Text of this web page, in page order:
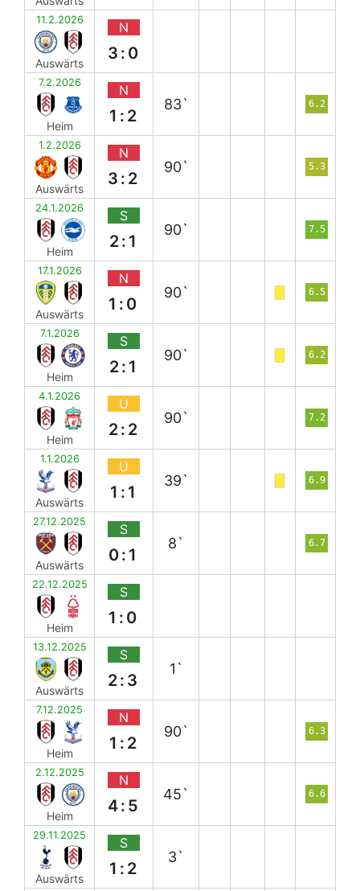
11.2.2026
Auswärts
N
3:0
7.2.2026
Heim
N
1:2
83` 6.2
1.2.2026
Auswärts
N
3:2
90` 5.3
24.1.2026
Heim
S
2:1
90` 7.5
17.1.2026
Auswärts
N
1:0
90` 6.5
7.1.2026
Heim
S
2:1
90` 6.2
4.1.2026
Heim
U
2:2
90` 7.2
1.1.2026
Auswärts
U
1:1
39` 6.9
27.12.2025
Auswärts
S
0:1
8` 6.7
22.12.2025
Heim
S
1:0
13.12.2025
Auswärts
S
2:3
1`
7.12.2025
Heim
N
1:2
90` 6.3
2.12.2025
Heim
N
4:5
45` 6.6
29.11.2025
Auswärts
S
1:2
3`